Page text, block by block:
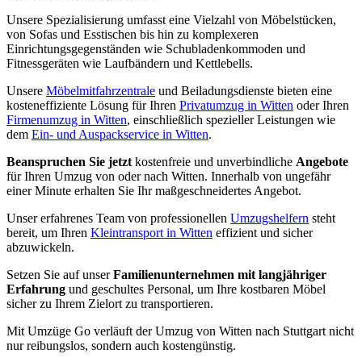
Unsere Spezialisierung umfasst eine Vielzahl von Möbelstücken,
von Sofas und Esstischen bis hin zu komplexeren
Einrichtungsgegenständen wie Schubladenkommoden und
Fitnessgeräten wie Laufbändern und Kettlebells.
Unsere Möbelmitfahrzentrale und Beiladungsdienste bieten eine
kosteneffiziente Lösung für Ihren Privatumzug in Witten oder Ihren
Firmenumzug in Witten, einschließlich spezieller Leistungen wie
dem Ein- und Auspackservice in Witten.
Beanspruchen Sie jetzt kostenfreie und unverbindliche Angebote
für Ihren Umzug von oder nach Witten. Innerhalb von ungefähr
einer Minute erhalten Sie Ihr maßgeschneidertes Angebot.
Unser erfahrenes Team von professionellen Umzugshelfern steht
bereit, um Ihren Kleintransport in Witten effizient und sicher
abzuwickeln.
Setzen Sie auf unserFamilienunternehmen mit langjähriger
Erfahrung und geschultes Personal, um Ihre kostbaren Möbel
sicher zu Ihrem Zielort zu transportieren.
Mit Umzüge Go verläuft der Umzug von Witten nach Stuttgart nicht
nur reibungslos, sondern auch kostengünstig.